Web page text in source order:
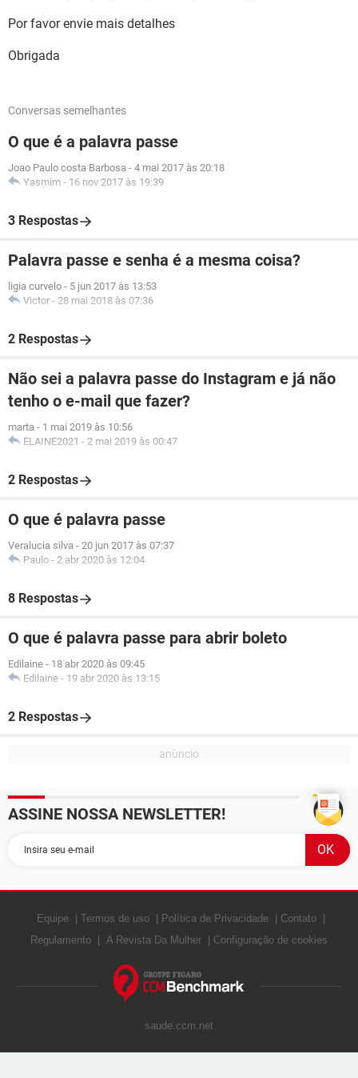
Por favor envie mais detalhes
Obrigada
Conversas semelhantes
O que é a palavra passe
Joao Paulo costa Barbosa - 4 mai 2017 às 20:18
Yasmim - 16 nov 2017 às 19:39
3 Respostas
Palavra passe e senha é a mesma coisa?
ligia curvelo - 5 jun 2017 às 13:53
Victor - 28 mai 2018 às 07:36
2 Respostas
Não sei a palavra passe do Instagram e já não
tenho o e-mail que fazer?
marta - 1 mai 2019 às 10:56
ELAINE2021 - 2 mai 2019 às 00:47
2 Respostas
O que é palavra passe
Veralucia silva - 20 jun 2017 às 07:37
Paulo - 2 abr 2020 às 12:04
8 Respostas
O que é palavra passe para abrir boleto
Edilaine - 18 abr 2020 às 09:45
Edilaine - 19 abr 2020 às 13:15
2 Respostas
ASSINE NOSSA NEWSLETTER!
Equipe Termos de uso Política de Privacidade
Contato
Regulamento
A Revista Da Mulher Configuração de cookies
saude.ccm.net